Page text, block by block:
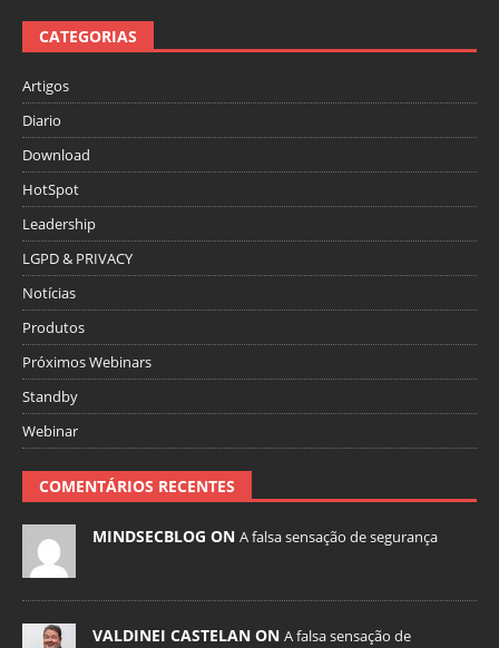
CATEGORIAS
Artigos
Diario
Download
HotSpot
Leadership
LGPD & PRIVACY
Notícias
Produtos
Próximos Webinars
Standby
Webinar
COMENTÁRIOS RECENTES
MINDSECBLOG ON A falsa sensação de segurança
VALDINEI CASTELAN ON A falsa sensação de